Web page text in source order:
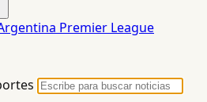
Premier League